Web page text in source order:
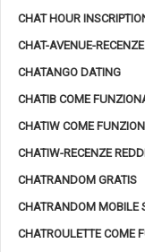
CHAT HOUR
CHAT-AVENUE-
CHATANGO DATING
CHATIB COME
CHATIW COME
CHATIW-RECENZE
CHATRANDOM GRATIS
CHATRANDOM MOBILE
CHATROULETTE COME